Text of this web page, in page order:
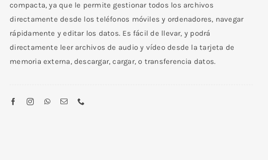
/Lighting
compacta, ya que le permite gestionar todos los archivos
directamente desde los teléfonos móviles y ordenadores, navegar
rápidamente y editar los datos. Es fácil de llevar, y podrá
directamente leer archivos de audio y vídeo desde la tarjeta de
memoria externa, descargar, cargar, o transferencia datos.